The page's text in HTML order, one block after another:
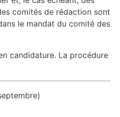
comités de rédaction sont
le mandat du comité des
candidature. La procédure